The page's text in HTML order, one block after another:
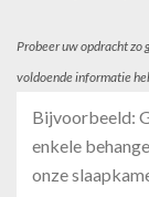
Probeer uw opdracht
voldoende informatie